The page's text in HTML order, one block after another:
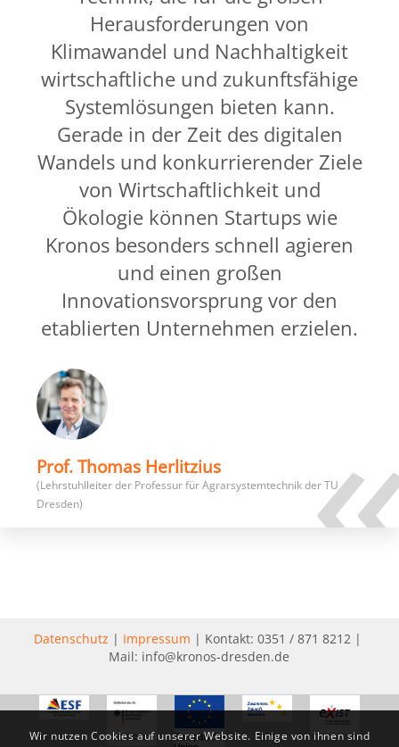
Herausforderungen von
Klimawandel und Nachhaltigkeit
wirtschaftliche und zukunftsfähige
Systemlösungen bieten kann.
Gerade in der Zeit des digitalen
Wandels und konkurrierender Ziele
von Wirtschaftlichkeit und
Ökologie können Startups wie
Kronos besonders schnell agieren
und einen großen
Innovationsvorsprung vor den
etablierten Unternehmen erzielen.
Prof. Thomas Herlitzius
(Lehrstuhlleiter der Professur für Agrarsystemtechnik der TU
Dresden)
Datenschutz | Impressum | Kontakt: 0351 / 871 8212 |
Mail: info@kronos-dresden.de
Wir nutzen Cookies auf unserer Website. Einige von ihnen sind